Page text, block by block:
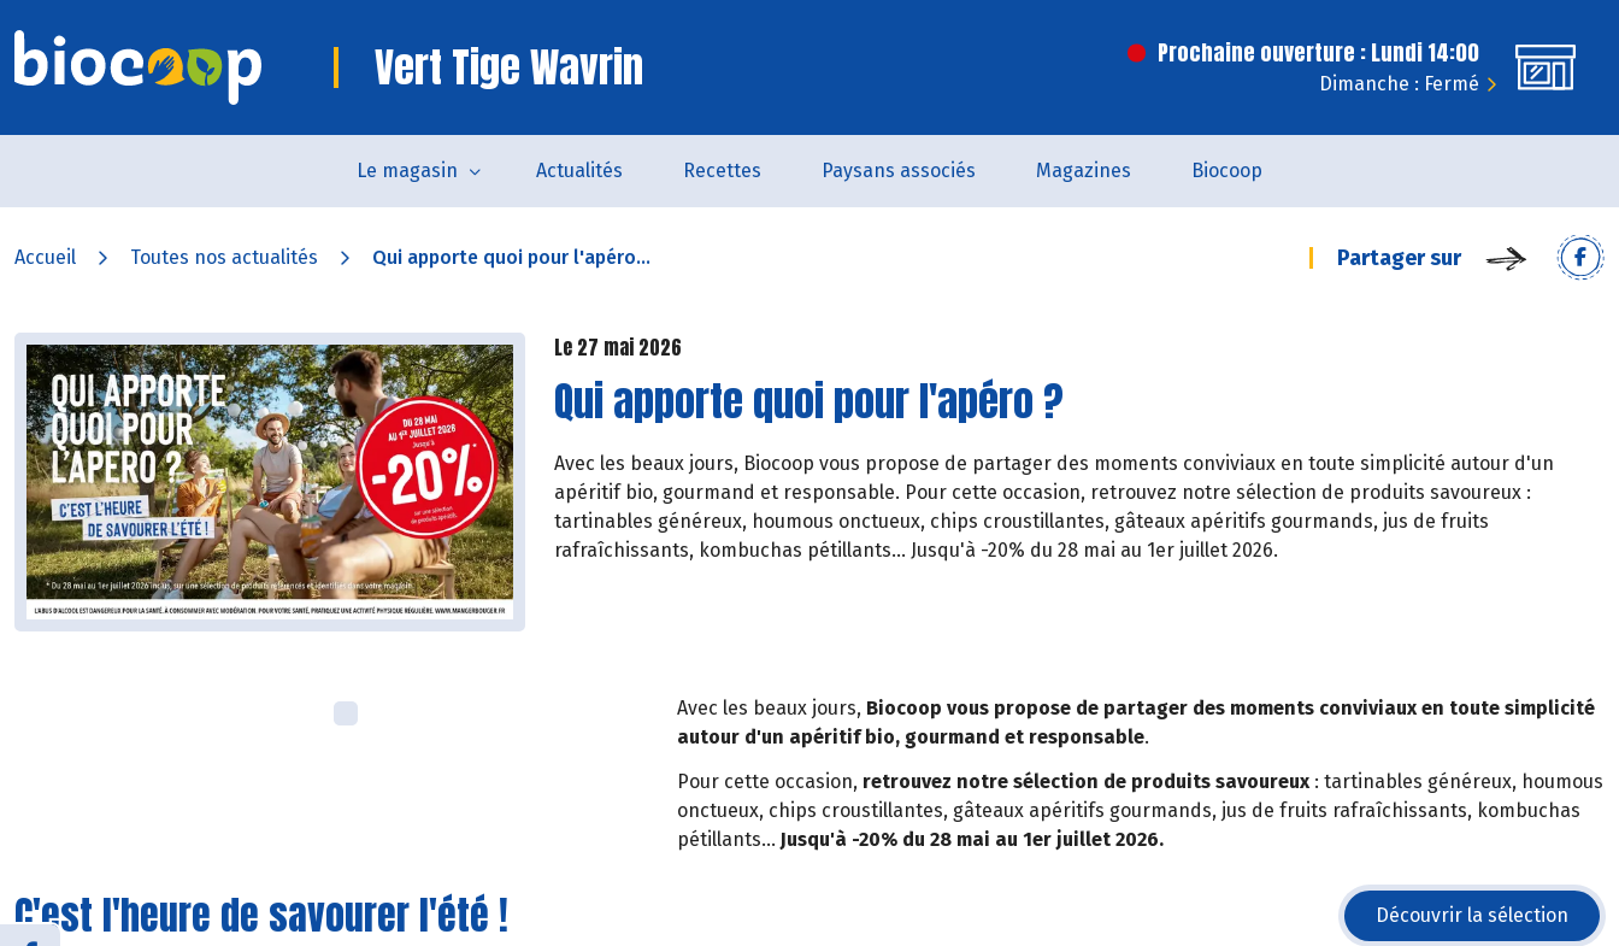
Vert Tige Wavrin Prochaine ouverture : Lundi 14:00
Dimanche : Fermé
Le magasin Actualités Recettes Paysans associés Magazines Biocoop
Accueil Toutes nos actualités Qui apporte quoi pour l'apéro... Partager sur
Le 27 mai 2026
Qui apporte quoi pour l'apéro ?
Avec les beaux jours, Biocoop vous propose de partager des moments conviviaux en toute simplicité autour d'un
apéritif bio, gourmand et responsable. Pour cette occasion, retrouvez notre sélection de produits savoureux :
tartinables généreux, houmous onctueux, chips croustillantes, gâteaux apéritifs gourmands, jus de fruits
rafraîchissants, kombuchas pétillants... Jusqu'à -20% du 28 mai au 1er juillet 2026.
Avec les beaux jours, Biocoop vous propose de partager des moments conviviaux en toute simplicité
autour d'un apéritif bio, gourmand et responsable.
Pour cette occasion, retrouvez notre sélection de produits savoureux: tartinables généreux, houmous
onctueux, chips croustillantes, gâteaux apéritifs gourmands, jus de fruits rafraîchissants, kombuchas
pétillants... Jusqu'à -20% du 28 mai au 1er juillet 2026.
C'est l'heure de savourer l'été ! Découvrir la sélection